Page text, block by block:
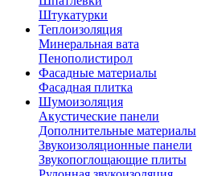
Штукатурки
Теплоизоляция
Минеральная вата
Пенополистирол
Фасадные материалы
Фасадная плитка
Шумоизоляция
Акустические панели
Дополнительные материалы
Звукоизоляционные панели
Звукопоглощающие плиты